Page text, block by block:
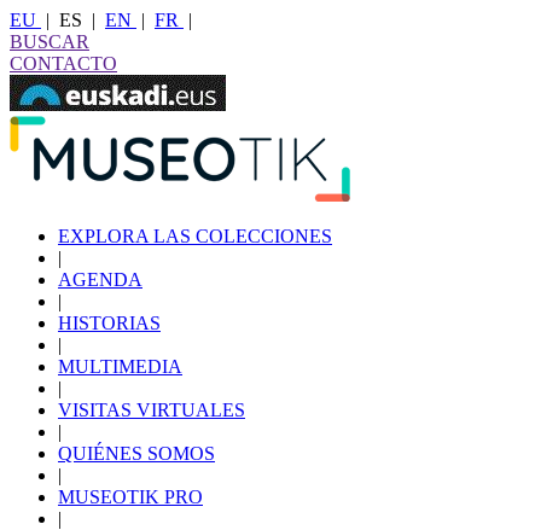
EU | ES | EN | FR
|
BUSCAR
CONTACTO
EXPLORA LAS COLECCIONES
|
AGENDA
|
HISTORIAS
|
MULTIMEDIA
|
VISITAS VIRTUALES
|
QUIÉNES SOMOS
|
MUSEOTIK PRO
|